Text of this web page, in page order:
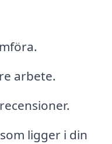
arbete.
ligger i din